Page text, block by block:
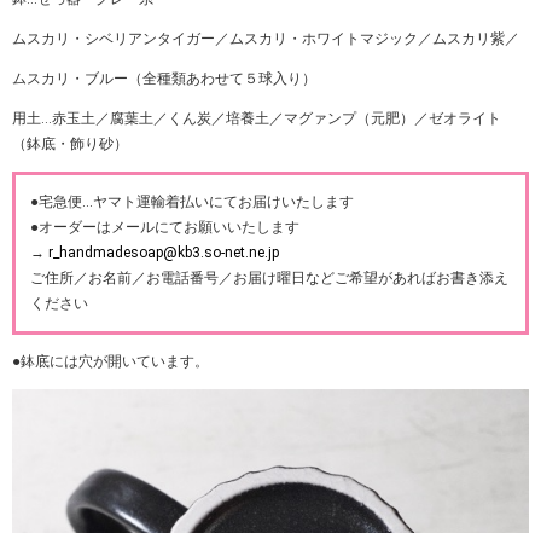
ムスカリ・シベリアンタイガー／ムスカリ・ホワイトマジック／ムスカリ紫／
ムスカリ・ブルー（全種類あわせて５球入り）
用土…赤玉土／腐葉土／くん炭／培養土／マグァンプ（元肥）／ゼオライト
（鉢底・飾り砂）
●宅急便…ヤマト運輸着払いにてお届けいたします
●オーダーはメールにてお願いいたします
→ r_handmadesoap@kb3.so-net.ne.jp
ご住所／お名前／お電話番号／お届け曜日などご希望があればお書き添え
ください
●鉢底には穴が開いています。